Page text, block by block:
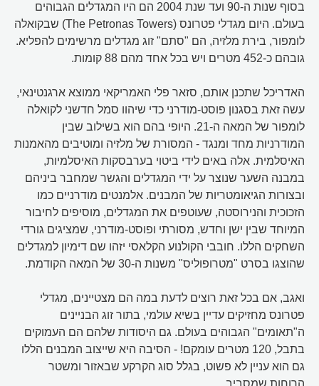
בסוף שנות ה-90 ועד שנת 2004 הם היו המגדלים הגבוהים
בעולם. היום מגדלי פטרונס (The Petronas Towers) שבקואלה
לומפור, בירת מלזיה, הם "סתם" זוג מגדלים מרשימים להפליא.
גובהם כ-452 מטרים ויש בכל אחד מהם 88 קומות.
האדריכל שתכנן אותם, סזאר פלי האמריקאי ממוצא ארגנטינאי,
עשה זאת בסגנון פוסט-מודרני כדי שיהוו סמל חדשני לקואלה
לומפור של המאה ה-21. היופי בהם הוא בשילוב שבין
המודרניות מחד ומנגד - המסורת של מלזיה ומוטיבים מהאמנות
האיסלמית. אלה באים לידי ביטוי בערבסקות האיסלמיות,
במבנה השער שנוצר על ידי המגדלים והגשר שמחבר ביניהם
ובצורות הגיאומטריות של המבנים. אלמנטים מודרניים כמו
הזכוכית והנירוסטה, שעוטפים את המגדלים, מוסיפים לחיבור
המיוחד שבין ישן וחדש, מסורתי ופוסט-מודרני, שמציגים גורדי
השחקים הללו. חובבי הקולנוע הקלאסי יזהו שם דימיון למגדלים
שהוצגו בסרט "מטרופוליס" משנות ה-30 של המאה הקודמת.
ואגב, אם בכל זאת רוצים לדעת במה הם מצטיינים, מגדלי
פטרונס מחזיקים עדיין בשיא עולמי, בתור זוג הבניינים
ה"תאומים" הגבוהים בעולם. גם היסודות שלהם הם העמוקים
בתבל, 120 מטרים עומקם! - הסיבה היא שייצוב המבנים הללו
גם הוא עניין לא פשוט, בגלל סוג הקרקע שבאזור ומשטר
הרוחות שמסביב.